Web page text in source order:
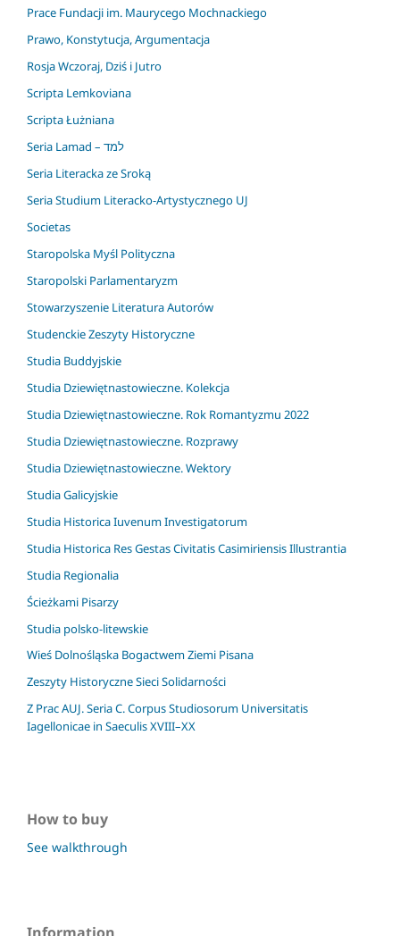
Prace Fundacji im. Maurycego Mochnackiego
Prawo, Konstytucja, Argumentacja
Rosja Wczoraj, Dziś i Jutro
Scripta Lemkoviana
Scripta Łużniana
Seria Lamad – למד
Seria Literacka ze Sroką
Seria Studium Literacko-Artystycznego UJ
Societas
Staropolska Myśl Polityczna
Staropolski Parlamentaryzm
Stowarzyszenie Literatura Autorów
Studenckie Zeszyty Historyczne
Studia Buddyjskie
Studia Dziewiętnastowieczne. Kolekcja
Studia Dziewiętnastowieczne. Rok Romantyzmu 2022
Studia Dziewiętnastowieczne. Rozprawy
Studia Dziewiętnastowieczne. Wektory
Studia Galicyjskie
Studia Historica Iuvenum Investigatorum
Studia Historica Res Gestas Civitatis Casimiriensis Illustrantia
Studia Regionalia
Ścieżkami Pisarzy
Studia polsko-litewskie
Wieś Dolnośląska Bogactwem Ziemi Pisana
Zeszyty Historyczne Sieci Solidarności
Z Prac AUJ. Seria C. Corpus Studiosorum Universitatis
Iagellonicae in Saeculis XVIII–XX
How to buy
See walkthrough